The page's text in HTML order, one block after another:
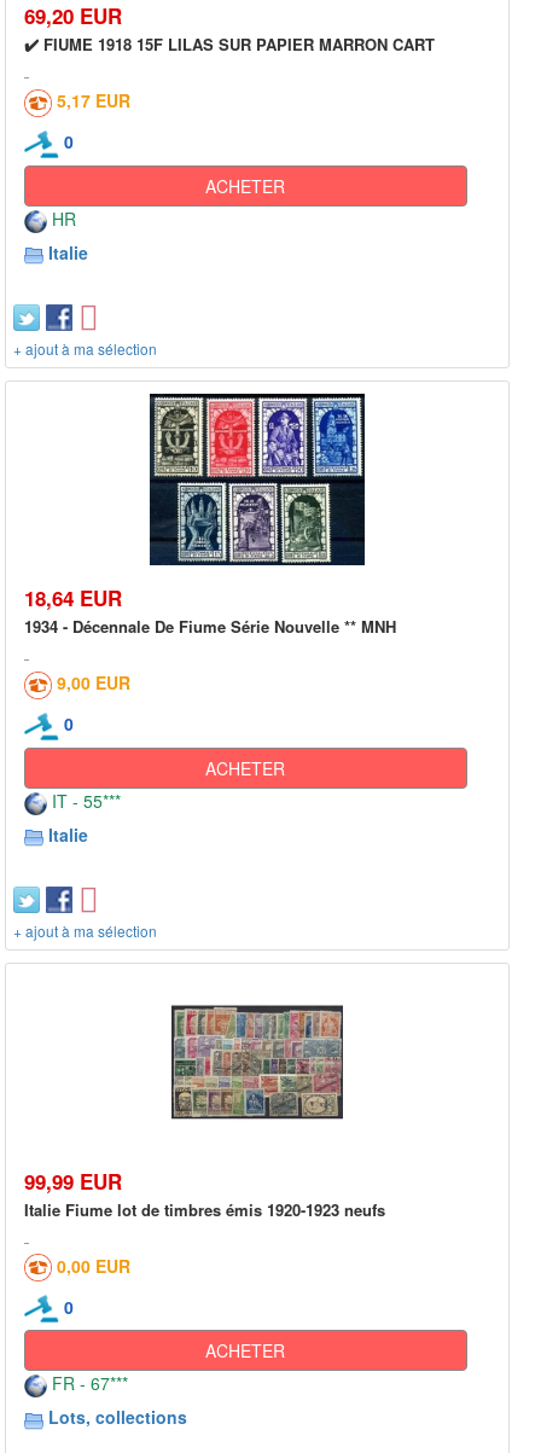
69,20 EUR
✔️ FIUME 1918 15F LILAS SUR PAPIER MARRON CART
5,17 EUR
0
ACHETER
HR
Italie
+ ajout à ma sélection
18,64 EUR
1934 - Décennale De Fiume Série Nouvelle ** MNH
9,00 EUR
0
ACHETER
IT - 55***
Italie
+ ajout à ma sélection
99,99 EUR
Italie Fiume lot de timbres émis 1920-1923 neufs
0,00 EUR
0
ACHETER
FR - 67***
Lots, collections